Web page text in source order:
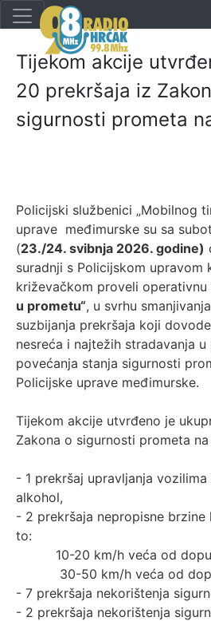
Tijekom akcije
20 prekršaja iz
sigurnosti prometa
Policijski službenici „Mobilnog
uprave međimurske su sa
(23./24. svibnja 2026. godine)
suradnji s Policijskom upravom
križevačkom proveli operativnu
u prometu“, u svrhu
suzbijanja prekršaja koji
nesreća i najtežih stradavanja
povećanja stanja sigurnosti
Policijske uprave međimurske.
Tijekom akcije utvrđeno je
Zakona o sigurnosti prometa
- 1 prekršaj upravljanja
alkohol,
- 2 prekršaja nepropisne brzine
to:
10-20 km/h veća od
30-50 km/h veća od
- 7 prekršaja nekorištenja
- 2 prekršaja nekorištenja